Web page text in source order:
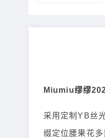
Miumiu缪缪
采用定制YB丝
缀定位腰果花多